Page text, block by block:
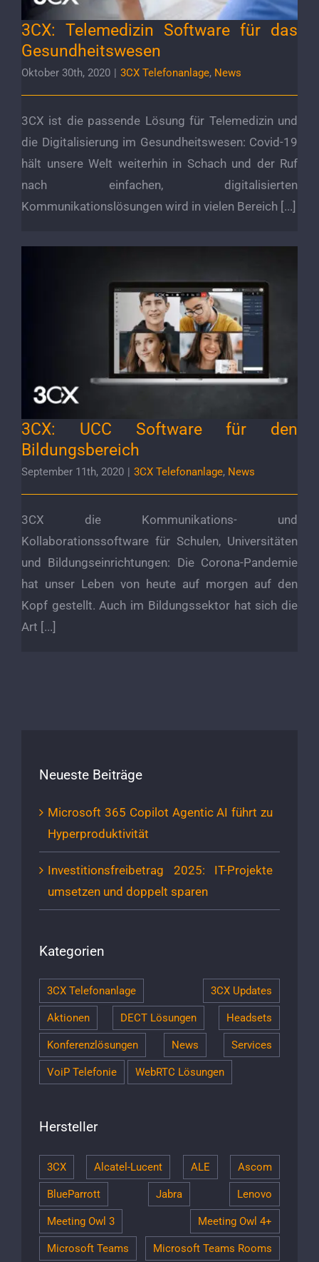
3CX: Telemedizin Software für das
Gesundheitswesen
Oktober 30th, 2020 | 3CX Telefonanlage, News
3CX ist die passende Lösung für Telemedizin und
die Digitalisierung im Gesundheitswesen: Covid-19
hält unsere Welt weiterhin in Schach und der Ruf
nach einfachen, digitalisierten
Kommunikationslösungen wird in vielen Bereich [...]
3CX: UCC Software für den Bildungsbereich
3CX: UCC Software für den
Bildungsbereich
September 11th, 2020 | 3CX Telefonanlage, News
3CX die Kommunikations- und
Kollaborationssoftware für Schulen, Universitäten
und Bildungseinrichtungen: Die Corona-Pandemie
hat unser Leben von heute auf morgen auf den
Kopf gestellt. Auch im Bildungssektor hat sich die
Art [...]
Neueste Beiträge
Microsoft 365 Copilot Agentic AI führt zu
Hyperproduktivität
Investitionsfreibetrag 2025: IT-Projekte
umsetzen und doppelt sparen
Kategorien
3CX Telefonanlage 3CX Updates
Aktionen DECT Lösungen Headsets
Konferenzlösungen News Services
VoiP Telefonie WebRTC Lösungen
Hersteller
3CX Alcatel-Lucent ALE Ascom
BlueParrott Jabra Lenovo
Meeting Owl 3 Meeting Owl 4+
Microsoft Teams Microsoft Teams Rooms